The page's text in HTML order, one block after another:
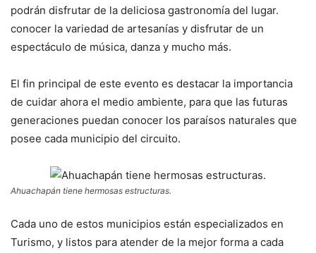
podrán disfrutar de la deliciosa gastronomía del lugar.
conocer la variedad de artesanías y disfrutar de un
espectáculo de música, danza y mucho más.
El fin principal de este evento es destacar la importancia
de cuidar ahora el medio ambiente, para que las futuras
generaciones puedan conocer los paraísos naturales que
posee cada municipio del circuito.
Ahuachapán tiene hermosas estructuras.
Cada uno de estos municipios están especializados en
Turismo, y listos para atender de la mejor forma a cada